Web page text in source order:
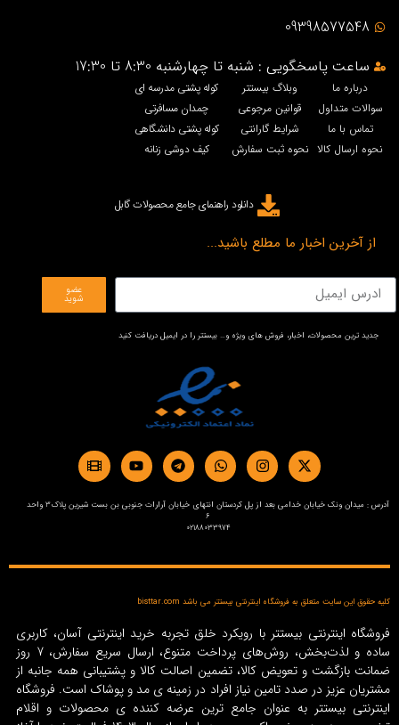
09398577548
ساعت پاسخگویی : شنبه تا چهارشنبه 8:30 تا 17:30
درباره ما
سوالات متداول
تماس با ما
نحوه ارسال کالا
وبلاگ بیستتر
قوانین مرجوعی
شرایط گارانتی
نحوه ثبت سفارش
کوله پشتی مدرسه ای
چمدان مسافرتی
کوله پشتی دانشگاهی
کیف دوشی زنانه
دانلود راهنمای جامع محصولات گابل
از آخرین اخبار ما مطلع باشید...
عضو
شوید
جدید ترین محصولات، اخبار، فروش های ویژه و… بیستتر را در ایمیل دریافت کنید
آدرس : میدان ونک خیابان خدامی بعد از پل کردستان انتهای خیابان آرارات جنوبی بن بست شیرین پلاک3 واحد
6
02188033974
کلیه حقوق این سایت متعلق به فروشگاه اینترنتی بیستتر می باشد bisttar.com
فروشگاه اینترنتی بیستتر با رویکرد خلق تجربه خرید اینترنتی آسان، کاربری
ساده و لذت‌بخش، روش‌های پرداخت متنوع، ارسال سریع سفارش، 7 روز
ضمانت بازگشت و تعویض کالا، تضمین اصالت کالا و پشتیبانی همه جانبه از
مشتریان عزیز در صدد تامین نیاز افراد در زمینه‌ ی مد و پوشاک است. فروشگاه
اینترنتی بیستتر به عنوان جامع ترین عرضه کننده ی محصولات و اقلام